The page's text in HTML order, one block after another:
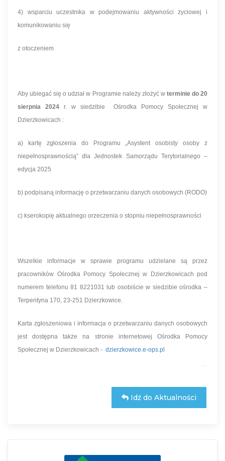
4) wsparciu uczestnika w podejmowaniu aktywności życiowej i
komunikowaniu się
z otoczeniem
Aby ubiegać się o udział w Programie należy złożyć w terminie do 20
sierpnia 2024r. w siedzibie Ośrodka Pomocy Społecznej w
Dzierzkowicach :
a) kartę zgłoszenia do Programu „Asystent osobisty osoby z
niepełnosprawnością” dla Jednostek Samorządu Terytorialnego –
edycja 2025
b) podpisaną informację o przetwarzaniu danych osobowych (RODO)
c) kserokopię aktualnego orzeczenia o stopniu niepełnosprawności
Wszelkie informacje w sprawie programu udzielane są przez
pracowników Ośrodka Pomocy Społecznej w Dzierzkowicach pod
numerem telefonu 81 8221031 lub osobiście w siedzibie ośrodka –
Terpentyna 170, 23-251 Dzierzkowice.
Karta zgłoszeniowa i informacja o przetwarzaniu danych osobowych
jest dostępna także na stronie internetowej Ośrodka Pomocy
Społecznej w Dzierzkowicach - dzierzkowice.e-ops.pl
Idź do Aktualności